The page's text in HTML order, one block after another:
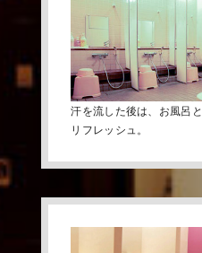
汗を流した後は、お風呂
リフレッシュ。